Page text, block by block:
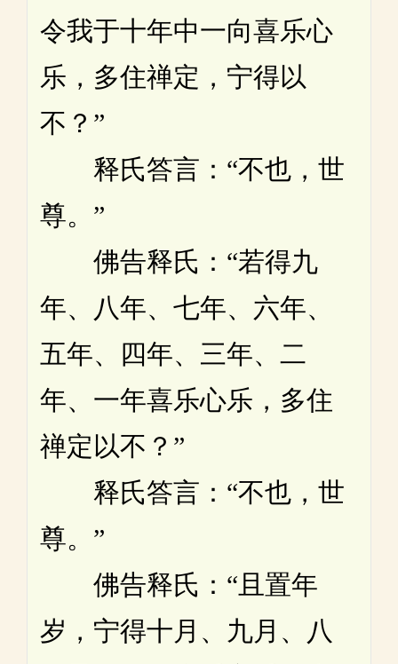
令我于十年中一向喜乐心
乐，多住禅定，宁得以
不？”
释氏答言：“不也，世
尊。”
佛告释氏：“若得九
年、八年、七年、六年、
五年、四年、三年、二
年、一年喜乐心乐，多住
禅定以不？”
释氏答言：“不也，世
尊。”
佛告释氏：“且置年
岁，宁得十月、九月、八